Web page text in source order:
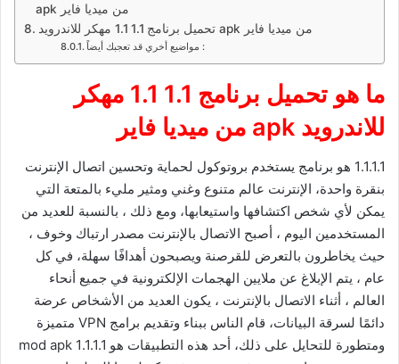
apk من ميديا فاير
تحميل برنامج 1.1 1.1 مهكر للاندرويد apk من ميديا فاير
مواضيع أخري قد تعجبك أيضاً :
ما هو
تحميل برنامج 1.1 1.1 مهكر
للاندرويد apk من ميديا فاير
1.1.1.1 هو برنامج يستخدم بروتوكول لحماية وتحسين اتصال الإنترنت
بنقرة واحدة، الإنترنت عالم متنوع وغني ومثير مليء بالمتعة التي
يمكن لأي شخص اكتشافها واستيعابها، ومع ذلك ، بالنسبة للعديد من
المستخدمين اليوم ، أصبح الاتصال بالإنترنت مصدر ارتباك وخوف ،
حيث يخاطرون بالتعرض للقرصنة ويصبحون أهدافًا سهلة، في كل
عام ، يتم الإبلاغ عن ملايين الهجمات الإلكترونية في جميع أنحاء
العالم ، أثناء الاتصال بالإنترنت ، يكون العديد من الأشخاص عرضة
دائمًا لسرقة البيانات، قام الناس ببناء وتقديم برامج VPN متميزة
ومتطورة للتحايل على ذلك، أحد هذه التطبيقات هو 1.1.1.1 mod apk